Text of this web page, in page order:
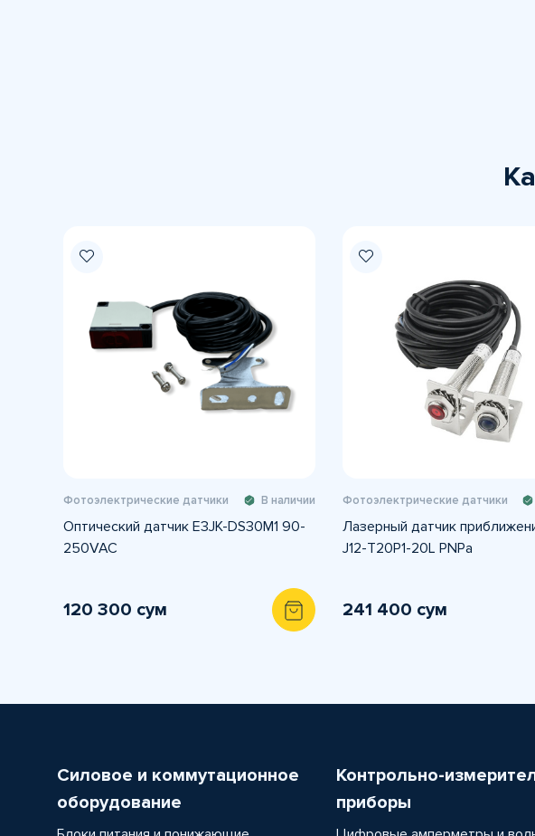
Фотоэлектрические датчики В наличии
Оптический датчик E3JK-DS30M1 90-
250VAC
120 300 сум
Фотоэлектрические датчики
Лазерный датчик
J12-T20P1-20L PNPa
241 400 сум
Силовое и коммутационное
оборудование
Контрольно-
приборы